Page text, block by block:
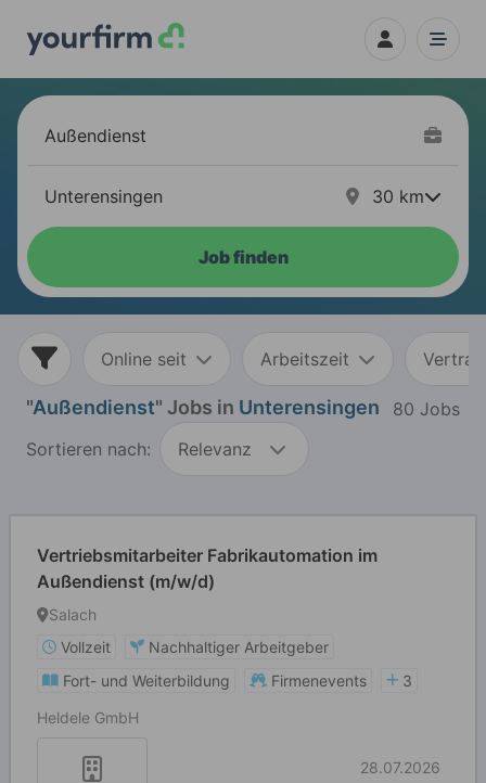
30 km
Job finden
Online seit Arbeitszeit
"Außendienst" Jobs in Unterensingen
80 Jobs
Sortieren nach:
Relevanz
Vertriebsmitarbeiter Fabrikautomation im
Außendienst (m/w/d)
Salach
Vollzeit
Nachhaltiger Arbeitgeber
Fort- und Weiterbildung
Firmenevents
3
Heldele GmbH
28.07.2026